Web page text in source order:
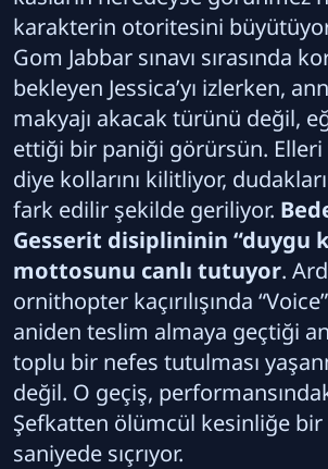
karakterin otoritesini
Gom Jabbar sınavı sırasında
bekleyen Jessica’yı izlerken,
makyajı akacak türünü değil,
ettiği bir paniği görürsün.
diye kollarını kilitliyor,
fark edilir şekilde geriliyor.
Gesserit disiplininin “duygu
mottosunu canlı tutuyor.
ornithopter kaçırılışında
aniden teslim almaya geçtiği
toplu bir nefes tutulması
değil. O geçiş,
Şefkatten ölümcül kesinliğe
saniyede sıçrıyor.